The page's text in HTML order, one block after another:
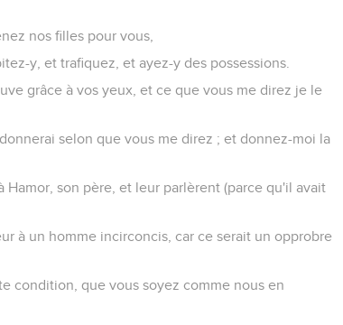
nos filles pour vous,
y, et trafiquez, et ayez-y des possessions.
grâce à vos yeux, et ce que vous me direz je le
selon que vous me direz ; et donnez-moi la
son père, et leur parlèrent (parce qu'il avait
à un homme incirconcis, car ce serait un opprobre
condition, que vous soyez comme nous en